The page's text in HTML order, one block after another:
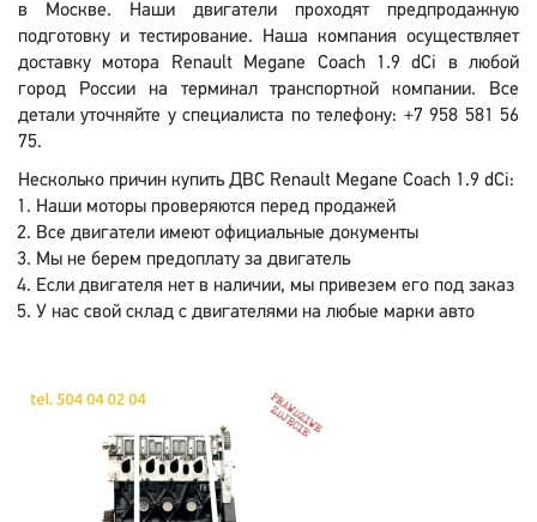
в Москве. Наши двигатели проходят предпродажную
подготовку и тестирование. Наша компания осуществляет
доставку мотора Renault Megane Coach 1.9 dCi в любой
город России на терминал транспортной компании. Все
детали уточняйте у специалиста по телефону: +7 958 581 56
75.
Несколько причин купить ДВС Renault Megane Coach 1.9 dCi:
Наши моторы проверяются перед продажей
Все двигатели имеют официальные документы
Мы не берем предоплату за двигатель
Если двигателя нет в наличии, мы привезем его под заказ
У нас свой склад с двигателями на любые марки авто